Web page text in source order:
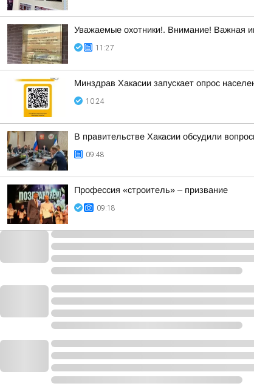
Уважаемые охотники!. Внимание! Важная
11:27
Минздрав Хакасии запускает опрос
10:24
В правительстве Хакасии обсудили
09:48
Профессия «строитель» – призвание
09:18